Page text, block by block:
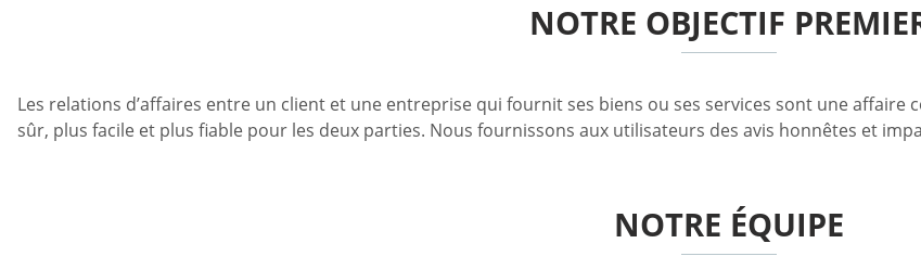
NOTRE OBJECTIF
Les relations d’affaires entre un client et une entreprise qui fournit ses biens ou ses services sont une
sûr, plus facile et plus fiable pour les deux parties. Nous fournissons aux utilisateurs des avis honnêtes et
NOTRE ÉQUIPE